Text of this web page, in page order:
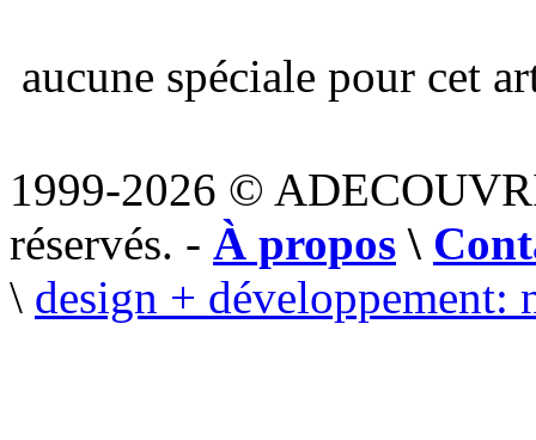
aucune spéciale pour cet
1999-2026 ©
réservés. - À propos \
\ design + développement: